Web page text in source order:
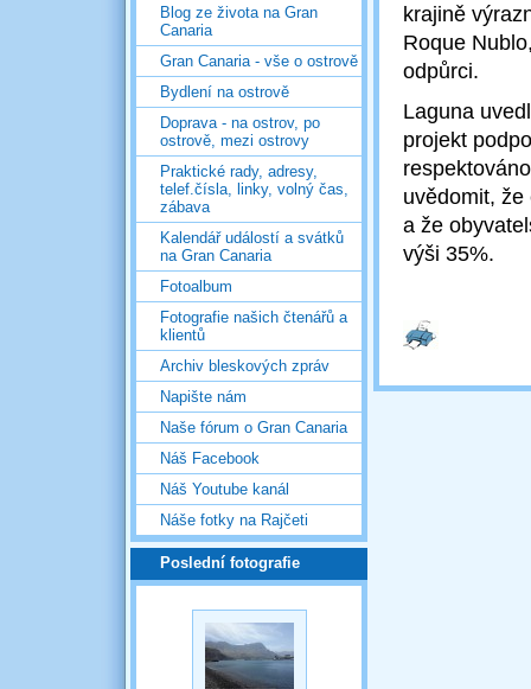
Blog ze života na Gran
Canaria
Gran Canaria - vše o ostrově
Bydlení na ostrově
Doprava - na ostrov, po
ostrově, mezi ostrovy
Praktické rady, adresy,
telef.čísla, linky, volný čas,
zábava
Kalendář událostí a svátků
na Gran Canaria
Fotoalbum
Fotografie našich čtenářů a
klientů
Archiv bleskových zpráv
Napište nám
Naše fórum o Gran Canaria
Náš Facebook
Náš Youtube kanál
Náše fotky na Rajčeti
Poslední fotografie
krajině
Roque
odpůrci.
Laguna
projekt
uvědomit,
a že
výši 35%.